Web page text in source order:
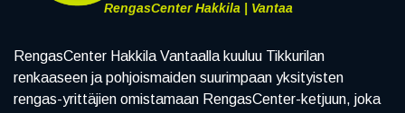
RengasCenter Hakkila | Vantaa
RengasCenter Hakkila Vantaalla kuuluu Tikkurilan
renkaaseen ja pohjoismaiden suurimpaan yksityisten
rengas-yrittäjien omistamaan RengasCenter-ketjuun, joka